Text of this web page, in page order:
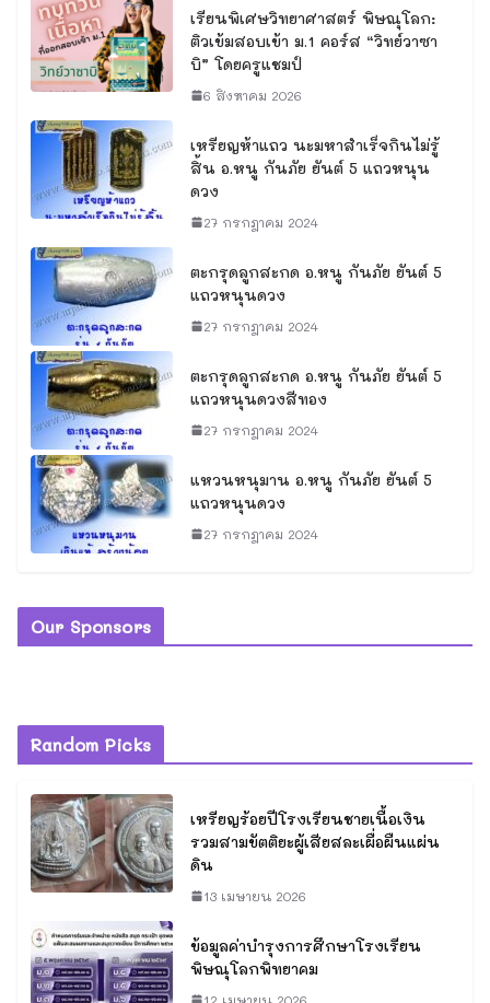
เรียนพิเศษวิทยาศาสตร์ พิษณุโลก:
ติวเข้มสอบเข้า ม.1 คอร์ส “วิทย์วาซา
บิ” โดยครูแชมป์
6 สิงหาคม 2026
เหรียญห้าแถว นะมหาสำเร็จกินไม่รู้
สิ้น อ.หนู กันภัย ยันต์ 5 แถวหนุน
ดวง
27 กรกฎาคม 2024
ตะกรุดลูกสะกด อ.หนู กันภัย ยันต์ 5
แถวหนุนดวง
27 กรกฎาคม 2024
ตะกรุดลูกสะกด อ.หนู กันภัย ยันต์ 5
แถวหนุนดวงสีทอง
27 กรกฎาคม 2024
แหวนหนุมาน อ.หนู กันภัย ยันต์ 5
แถวหนุนดวง
27 กรกฎาคม 2024
Our Sponsors
Random Picks
เหรียญร้อยปีโรงเรียนชายเนื้อเงิน
รวมสามขัตติยะผู้เสียสละเผื่อผืนแผ่น
ดิน
13 เมษายน 2026
ข้อมูลค่าบำรุงการศึกษาโรงเรียน
พิษณุโลกพิทยาคม
12 เมษายน 2026